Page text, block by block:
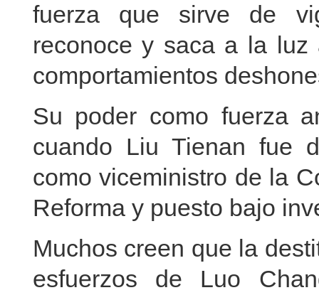
fuerza que sirve de
reconoce y saca a la luz
comportamientos
Su poder como fuerza
cuando Liu Tienan fue
como viceministro de la
Reforma y puesto bajo
Muchos creen que la
esfuerzos de Luo